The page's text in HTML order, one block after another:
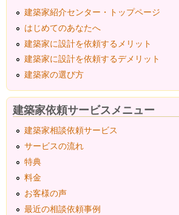
建築家紹介センター・トップページ
はじめてのあなたへ
建築家に設計を依頼するメリット
建築家に設計を依頼するデメリット
建築家の選び方
建築家依頼サービスメニュー
建築家相談依頼サービス
サービスの流れ
特典
料金
お客様の声
最近の相談依頼事例